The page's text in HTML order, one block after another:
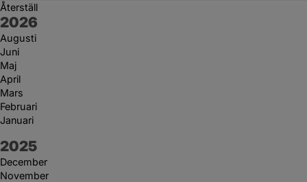
Återställ
År:
2026
Augusti
Juni
Maj
April
Mars
Februari
Januari
År:
2025
December
November